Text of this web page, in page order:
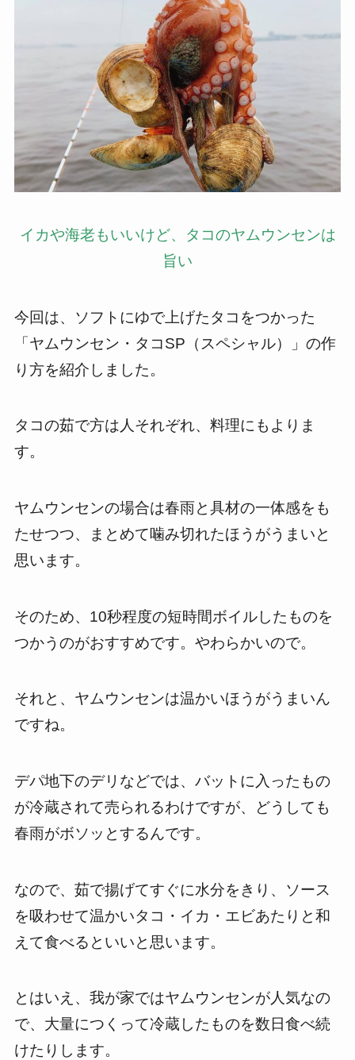
イカや海老もいいけど、タコのヤムウンセンは
旨い
今回は、ソフトにゆで上げたタコをつかった
「ヤムウンセン・タコSP（スペシャル）」の作
り方を紹介しました。
タコの茹で方は人それぞれ、料理にもよりま
す。
ヤムウンセンの場合は春雨と具材の一体感をも
たせつつ、まとめて噛み切れたほうがうまいと
思います。
そのため、10秒程度の短時間ボイルしたものを
つかうのがおすすめです。やわらかいので。
それと、ヤムウンセンは温かいほうがうまいん
ですね。
デパ地下のデリなどでは、バットに入ったもの
が冷蔵されて売られるわけですが、どうしても
春雨がボソッとするんです。
なので、茹で揚げてすぐに水分をきり、ソース
を吸わせて温かいタコ・イカ・エビあたりと和
えて食べるといいと思います。
とはいえ、我が家ではヤムウンセンが人気なの
で、大量につくって冷蔵したものを数日食べ続
けたりします。